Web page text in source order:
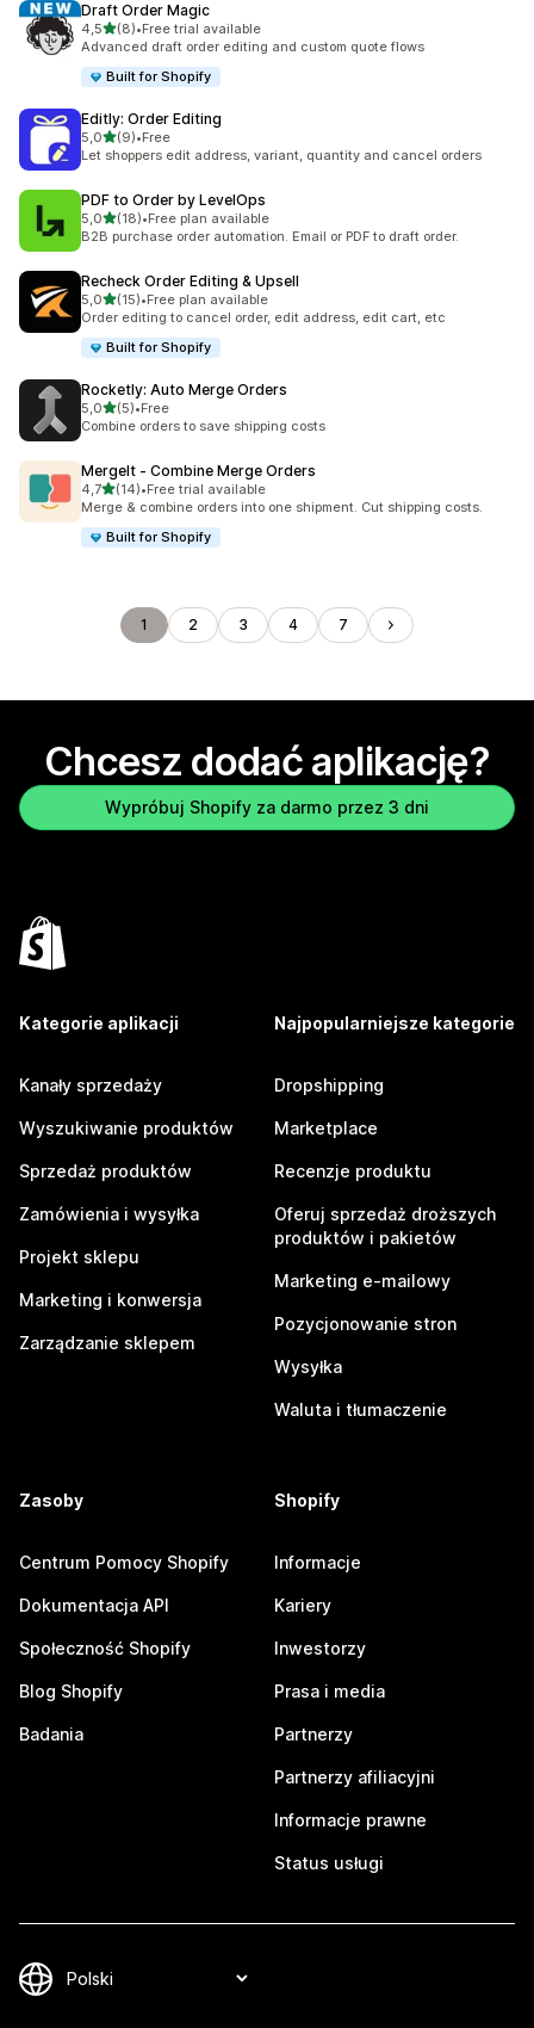
Draft Order Magic
4,5na 5 gwiazdek
(8)
Łączna liczba recenzji: 8
•Free trial available
Advanced draft order editing and custom quote flows
Built for Shopify
Editly: Order Editing
5,0na 5 gwiazdek
(9)
Łączna liczba recenzji: 9
•Free
Let shoppers edit address, variant, quantity and cancel orders
PDF to Order by LevelOps
5,0na 5 gwiazdek
(18)
Łączna liczba recenzji: 18
•Free plan available
B2B purchase order automation. Email or PDF to draft order.
Recheck Order Editing & Upsell
5,0na 5 gwiazdek
(15)
Łączna liczba recenzji: 15
•Free plan available
Order editing to cancel order, edit address, edit cart, etc
Built for Shopify
Rocketly: Auto Merge Orders
5,0na 5 gwiazdek
(5)
Łączna liczba recenzji: 5
•Free
Combine orders to save shipping costs
MergeIt ‑ Combine Merge Orders
4,7na 5 gwiazdek
(14)
Łączna liczba recenzji: 14
•Free trial available
Merge & combine orders into one shipment. Cut shipping costs.
Built for Shopify
1 2 3 4 7
Chcesz dodać aplikację?
Wypróbuj Shopify za darmo przez 3 dni
Kategorie aplikacji
Kanały sprzedaży
Wyszukiwanie produktów
Sprzedaż produktów
Zamówienia i wysyłka
Projekt sklepu
Marketing i konwersja
Zarządzanie sklepem
Najpopularniejsze kategorie
Dropshipping
Marketplace
Recenzje produktu
Oferuj sprzedaż droższych
produktów i pakietów
Marketing e-mailowy
Pozycjonowanie stron
Wysyłka
Waluta i tłumaczenie
Zasoby
Centrum Pomocy Shopify
Dokumentacja API
Społeczność Shopify
Blog Shopify
Badania
Shopify
Informacje
Kariery
Inwestorzy
Prasa i media
Partnerzy
Partnerzy afiliacyjni
Informacje prawne
Status usługi